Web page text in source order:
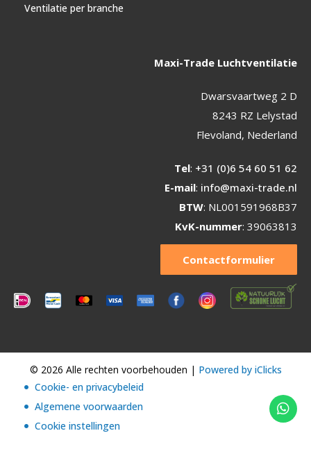
Ventilatie per branche
Maxi-Trade Luchtventilatie
Dwarsvaartweg 2 D
8243 RZ Lelystad
Flevoland, Nederland
Tel: +31 (0)6 54 60 51 62
E-mail: info@maxi-trade.nl
BTW: NL001591968B37
KvK-nummer: 39063813
Contactformulier
© 2026 Alle rechten voorbehouden | Powered by iClicks
Cookie- en privacybeleid
Algemene voorwaarden
Cookie instellingen